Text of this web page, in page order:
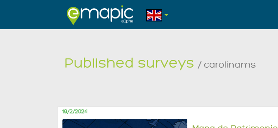
Published surveys / carolinams
19/2/2024